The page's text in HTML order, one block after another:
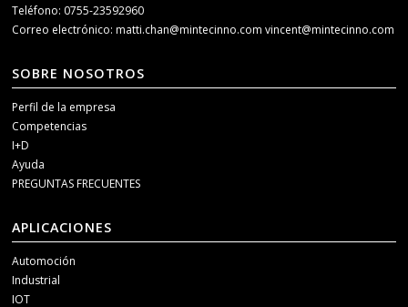
Teléfono: 0755-23592960
Correo electrónico:matti.chan@mintecinno.comvincent@mintecinno.com
SOBRE NOSOTROS
Perfil de la empresa
Competencias
I+D
Ayuda
PREGUNTAS FRECUENTES
APLICACIONES
Automoción
Industrial
IOT